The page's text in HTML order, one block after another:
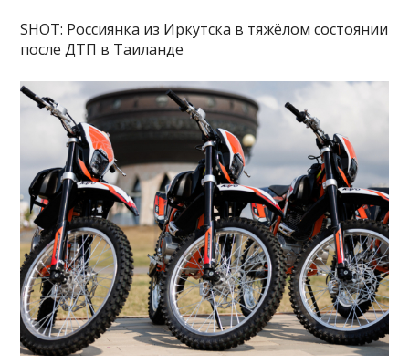
SHOT: Россиянка из Иркутска в тяжёлом состоянии
после ДТП в Таиланде